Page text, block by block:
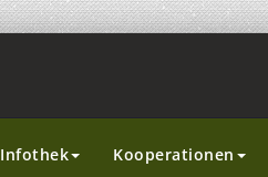
Infothek Kooperationen